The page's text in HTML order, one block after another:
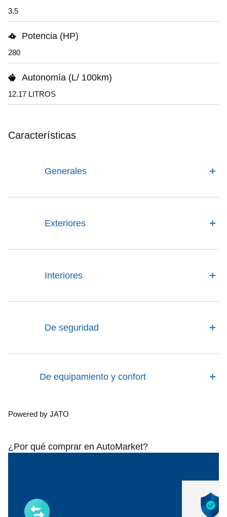
3.5
Potencia (HP)
280
Autonomía (L/ 100km)
12.17 LITROS
Características
Generales
Exteriores
Interiores
De seguridad
De equipamiento y confort
Powered by JATO
¿Por qué comprar en AutoMarket?